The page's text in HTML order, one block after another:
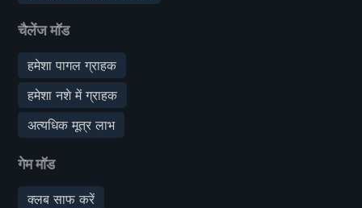
चैलेंज मॉड
हमेशा पागल ग्राहक
हमेशा नशे में ग्राहक
अत्यधिक मूत्र लाभ
गेम मॉड
क्लब साफ करें